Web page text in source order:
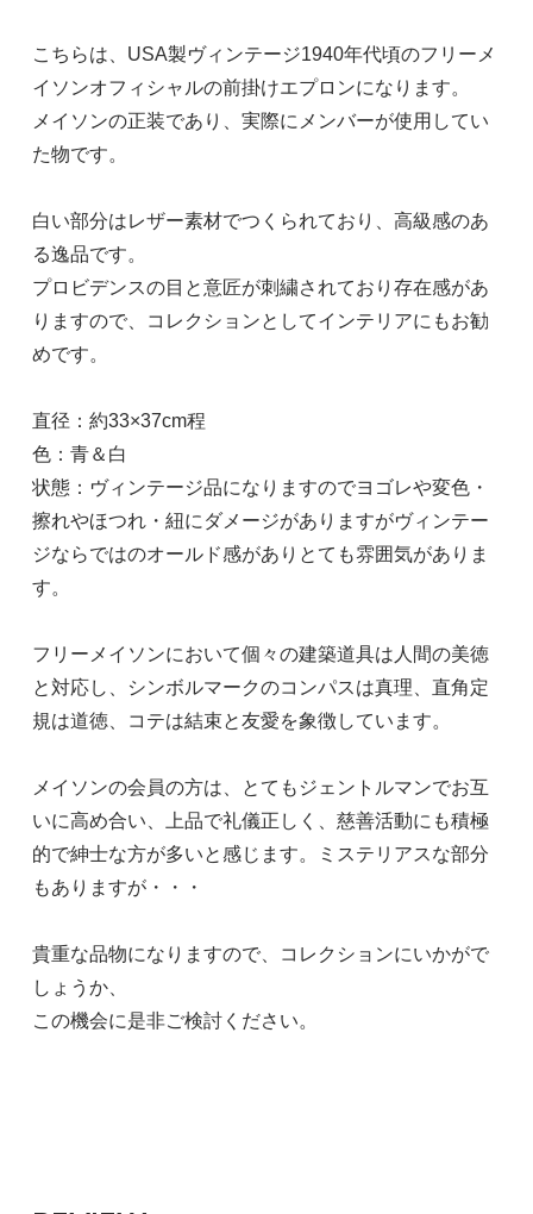
こちらは、USA製ヴィンテージ1940年代頃のフリーメ
イソンオフィシャルの前掛けエプロンになります。
メイソンの正装であり、実際にメンバーが使用してい
た物です。
白い部分はレザー素材でつくられており、高級感のあ
る逸品です。
プロビデンスの目と意匠が刺繍されており存在感があ
りますので、コレクションとしてインテリアにもお勧
めです。
直径：約33×37cm程
色：青＆白
状態：ヴィンテージ品になりますのでヨゴレや変色・
擦れやほつれ・紐にダメージがありますがヴィンテー
ジならではのオールド感がありとても雰囲気がありま
す。
フリーメイソンにおいて個々の建築道具は人間の美徳
と対応し、シンボルマークのコンパスは真理、直角定
規は道徳、コテは結束と友愛を象徴しています。
メイソンの会員の方は、とてもジェントルマンでお互
いに高め合い、上品で礼儀正しく、慈善活動にも積極
的で紳士な方が多いと感じます。ミステリアスな部分
もありますが・・・
貴重な品物になりますので、コレクションにいかがで
しょうか、
この機会に是非ご検討ください。